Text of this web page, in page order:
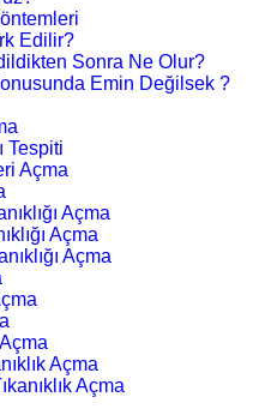
Edilir?
Sonra Ne Olur?
Emin Değilsek ?
Tespiti
Açma
Açma
Açma
Açma
Açma
Açma